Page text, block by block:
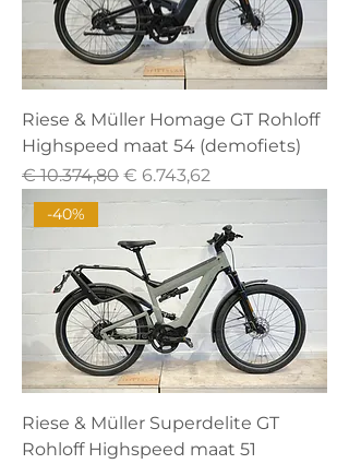
Riese & Müller Homage GT Rohloff
Highspeed maat 54 (demofiets)
Normale prijs
€ 10.374,80 Verkoopprijs
€ 6.743,62
-40%
Riese & Müller Superdelite GT
Rohloff Highspeed maat 51